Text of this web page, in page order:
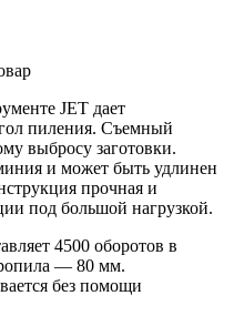
JET дает
пиления. Съемный
выбросу заготовки.
и может быть удлинен
прочная и
под большой нагрузкой.
4500 оборотов в
— 80 мм.
без помощи